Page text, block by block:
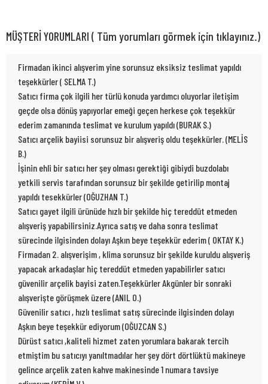
MÜŞTERİ YORUMLARI ( Tüm yorumları görmek için tıklayınız.)
Firmadan ikinci alışverim yine sorunsuz eksiksiz teslimat yapıldı
teşekkürler ( SELMA T.)
Satıcı firma çok ilgili her türlü konuda yardımcı oluyorlar iletişim
geçde olsa dönüş yapıyorlar emeği geçen herkese çok teşekkür
ederim zamanında teslimat ve kurulum yapıldı (BURAK S.)
Satıcı arçelik bayiisi sorunsuz bir alışveriş oldu teşekkürler. (MELİS
B.)
İşinin ehli bir satıcı her şey olması gerektiği gibiydi buzdolabı
yetkili servis tarafından sorunsuz bir şekilde getirilip montaj
yapıldı tesekkürler (OĞUZHAN T.)
Satıcı gayet ilgili ürünüde hızlı bir şekilde hiç tereddüt etmeden
alışveriş yapabilirsiniz.Ayrıca satış ve daha sonra teslimat
sürecinde ilgisinden dolayı Aşkın beye teşekkür ederim ( OKTAY K.)
Firmadan 2. alışverişim , klima sorunsuz bir şekilde kuruldu alışveriş
yapacak arkadaşlar hiç tereddüt etmeden yapabilirler satıcı
güvenilir arçelik bayisi zaten.Teşekkürler Akgünler bir sonraki
alışverişte görüşmek üzere (ANIL O.)
Güvenilir satıcı , hızlı teslimat satış sürecinde ilgisinden dolayı
Aşkın beye teşekkür ediyorum (OĞUZCAN S.)
Dürüst satıcı ,kaliteli hizmet zaten yorumlara bakarak tercih
etmiştim bu satıcıyı yanıltmadılar her şey dört dörtlüktü makineye
gelince arçelik zaten kahve makinesinde 1 numara tavsiye